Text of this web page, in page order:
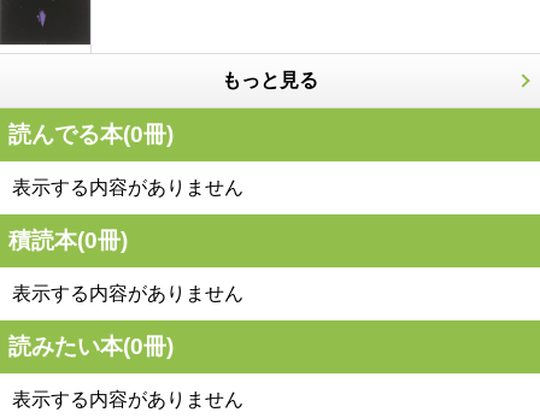
もっと見る
読んでる本(0冊)
表示する内容がありません
積読本(0冊)
表示する内容がありません
読みたい本(0冊)
表示する内容がありません